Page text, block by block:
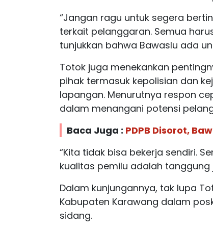
“Jangan ragu untuk segera
terkait pelanggaran. Semua
tunjukkan bahwa Bawaslu ada
Totok juga menekankan
pihak termasuk kepolisian dan
lapangan. Menurutnya respon
dalam menangani potensi
Baca Juga : PDPB Disorot,
“Kita tidak bisa bekerja sendiri.
kualitas pemilu adalah
Dalam kunjungannya, tak lupa
Kabupaten Karawang dalam
sidang.